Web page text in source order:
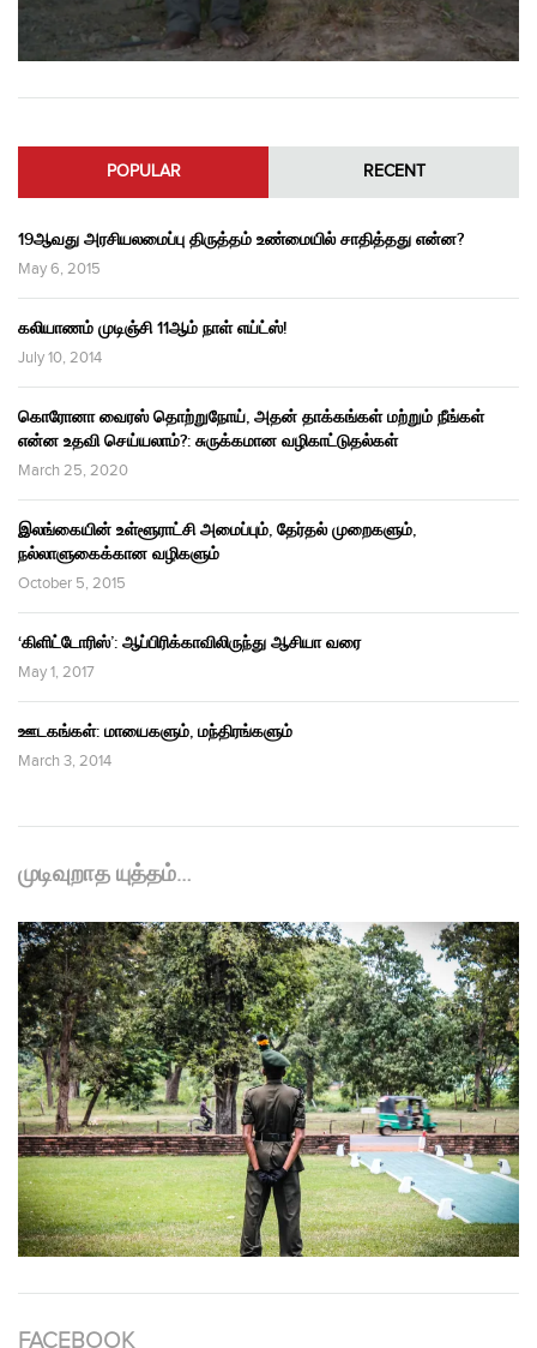
POPULAR RECENT
19ஆவது அரசியலமைப்பு திருத்தம் உண்மையில் சாதித்தது என்ன?
May 6, 2015
கலியாணம் முடிஞ்சி 11ஆம் நாள் எய்ட்ஸ்!
July 10, 2014
கொரோனா வைரஸ் தொற்றுநோய், அதன் தாக்கங்கள் மற்றும் நீங்கள்
என்ன உதவி செய்யலாம்?: சுருக்கமான வழிகாட்டுதல்கள்
March 25, 2020
இலங்கையின் உள்ளூராட்சி அமைப்பும், தேர்தல் முறைகளும்,
நல்லாளுகைக்கான வழிகளும்
October 5, 2015
‘கிளிட்டோரிஸ்’: ஆப்பிரிக்காவிலிருந்து ஆசியா வரை
May 1, 2017
ஊடகங்கள்: மாயைகளும், மந்திரங்களும்
March 3, 2014
முடிவுறாத யுத்தம்…
FACEBOOK